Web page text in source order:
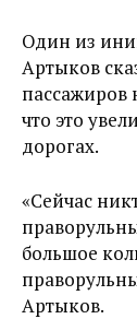
Один из
Артыков
что это
дорогах.
«Сейчас
большое
Артыков.